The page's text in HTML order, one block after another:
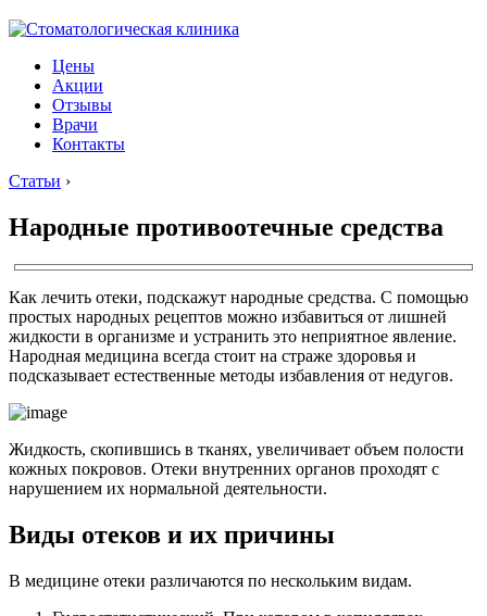
Цены
Акции
Отзывы
Врачи
Контакты
Статьи ›
Народные противоотечные средства
Как лечить отеки, подскажут народные средства. С помощью
простых народных рецептов можно избавиться от лишней
жидкости в организме и устранить это неприятное явление.
Народная медицина всегда стоит на страже здоровья и
подсказывает естественные методы избавления от недугов.
Жидкость, скопившись в тканях, увеличивает объем полости
кожных покровов. Отеки внутренних органов проходят с
нарушением их нормальной деятельности.
Виды отеков и их причины
В медицине отеки различаются по нескольким видам.